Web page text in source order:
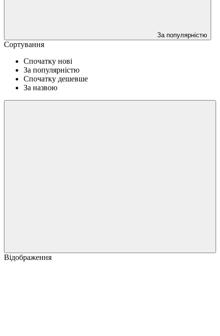
За популярністю
Сортування
Спочатку нові
За популярністю
Спочатку дешевше
За назвою
Відображення